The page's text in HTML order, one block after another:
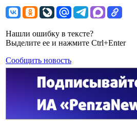
Нашли ошибку в тексте?
Выделите ее и нажмите Ctrl+Enter
Сообщить новость